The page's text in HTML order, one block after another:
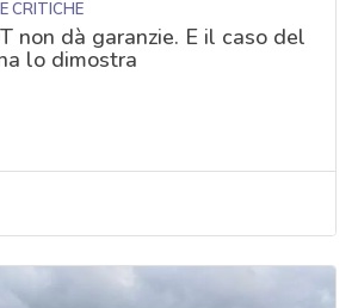
CRITICHE
non dà garanzie. E il caso del
lo dimostra